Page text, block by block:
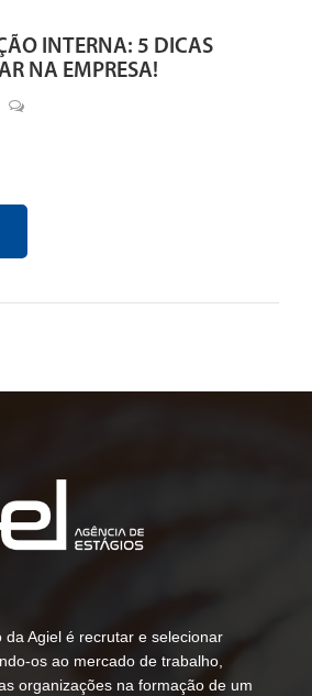
INTERNA: 5 DICAS
NA EMPRESA!
da Agiel é recrutar e selecionar
os ao mercado de trabalho,
organizações na formação de um